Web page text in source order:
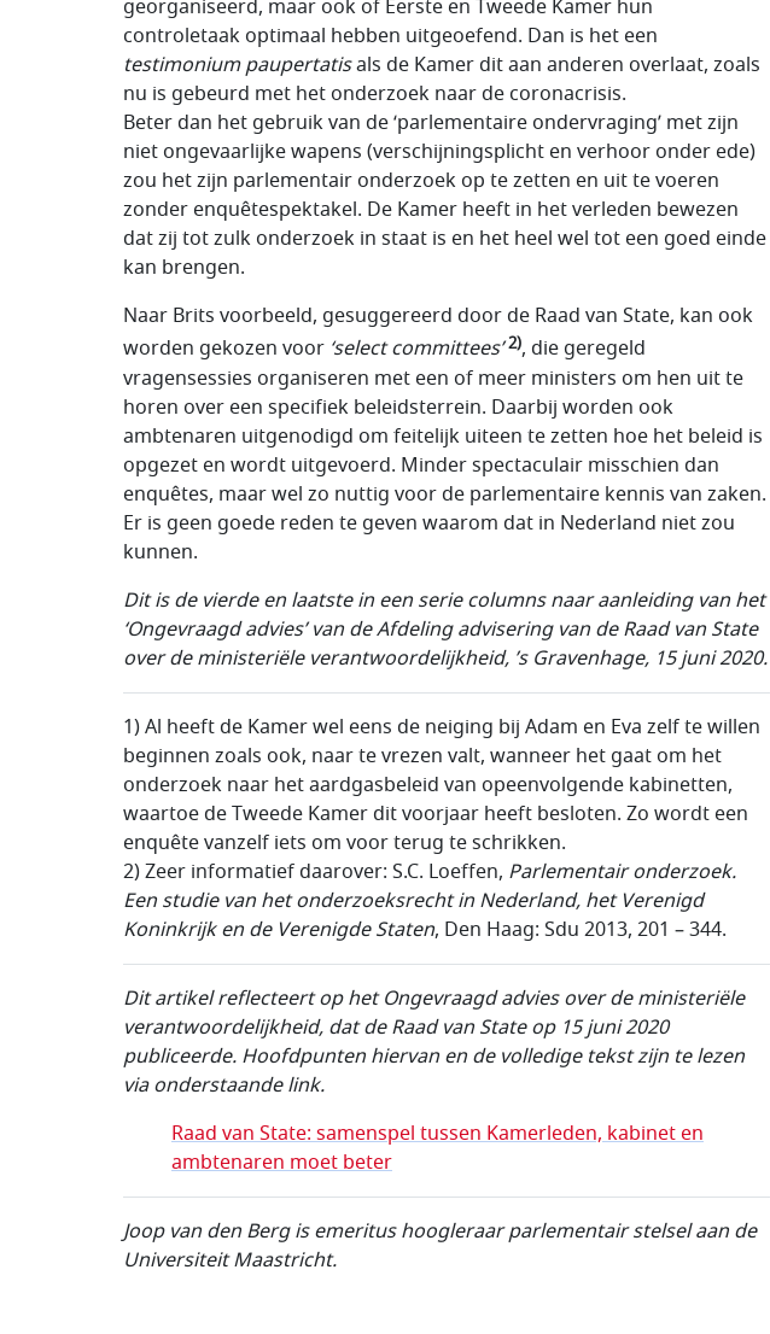
georganiseerd, maar ook of Eerste en Tweede Kamer hun
controletaak optimaal hebben uitgeoefend. Dan is het een
testimonium paupertatisals de Kamer dit aan anderen overlaat, zoals
nu is gebeurd met het onderzoek naar de coronacrisis.
Beter dan het gebruik van de ‘parlementaire ondervraging’ met zijn
niet ongevaarlijke wapens (verschijningsplicht en verhoor onder ede)
zou het zijn parlementair onderzoek op te zetten en uit te voeren
zonder enquêtespektakel. De Kamer heeft in het verleden bewezen
dat zij tot zulk onderzoek in staat is en het heel wel tot een goed einde
kan brengen.
Naar Brits voorbeeld, gesuggereerd door de Raad van State, kan ook
worden gekozen voor ‘select committees’ 2), die geregeld
vragensessies organiseren met een of meer ministers om hen uit te
horen over een specifiek beleidsterrein. Daarbij worden ook
ambtenaren uitgenodigd om feitelijk uiteen te zetten hoe het beleid is
opgezet en wordt uitgevoerd. Minder spectaculair misschien dan
enquêtes, maar wel zo nuttig voor de parlementaire kennis van zaken.
Er is geen goede reden te geven waarom dat in Nederland niet zou
kunnen.
Dit is de vierde en laatste in een serie columns naar aanleiding van het
‘Ongevraagd advies’ van de Afdeling advisering van de Raad van State
over de ministeriële verantwoordelijkheid, ’s Gravenhage, 15 juni 2020.
1) Al heeft de Kamer wel eens de neiging bij Adam en Eva zelf te willen
beginnen zoals ook, naar te vrezen valt, wanneer het gaat om het
onderzoek naar het aardgasbeleid van opeenvolgende kabinetten,
waartoe de Tweede Kamer dit voorjaar heeft besloten. Zo wordt een
enquête vanzelf iets om voor terug te schrikken.
2) Zeer informatief daarover: S.C. Loeffen, Parlementair onderzoek.
Een studie van het onderzoeksrecht in Nederland, het Verenigd
Koninkrijk en de Verenigde Staten, Den Haag: Sdu 2013, 201 – 344.
Dit artikel reflecteert op het Ongevraagd advies over de ministeriële
verantwoordelijkheid, dat de Raad van State op 15 juni 2020
publiceerde. Hoofdpunten hiervan en de volledige tekst zijn te lezen
via onderstaande link.
Raad van State: samenspel tussen Kamerleden, kabinet en
ambtenaren moet beter
Joop van den Berg is emeritus hoogleraar parlementair stelsel aan de
Universiteit Maastricht.